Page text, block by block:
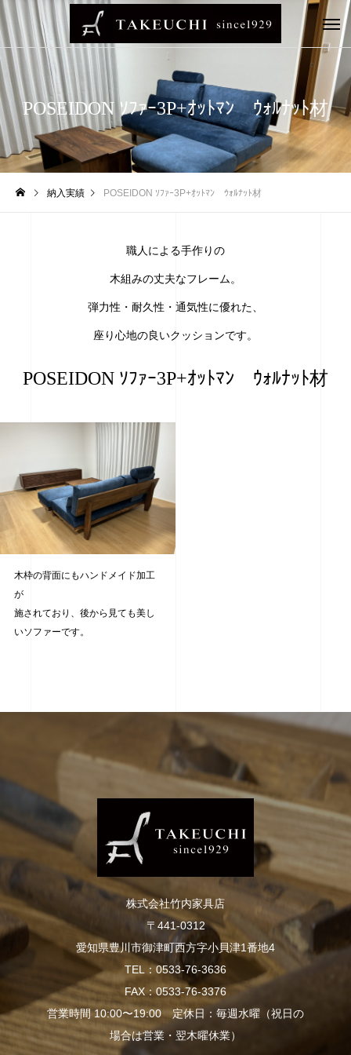
POSEIDON ｿﾌｧｰ3P+ｵｯﾄﾏﾝ ｳｫﾙﾅｯﾄ材
納入実績 POSEIDON ｿﾌｧｰ3P+ｵｯﾄﾏﾝ ｳｫﾙﾅｯﾄ材
職人による手作りの
木組みの丈夫なフレーム。
弾力性・耐久性・通気性に優れた、
座り心地の良いクッションです。
POSEIDON ｿﾌｧｰ3P+ｵｯﾄﾏﾝ ｳｫﾙﾅｯﾄ材
木枠の背面にもハンドメイド加工
が
施されており、後から見ても美し
いソファーです。
株式会社竹内家具店
〒441-0312
愛知県豊川市御津町西方字小貝津1番地4
TEL：0533-76-3636
FAX：0533-76-3376
営業時間 10:00〜19:00 定休日：毎週水曜（祝日の
場合は営業・翌木曜休業）